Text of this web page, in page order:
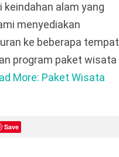
keindahan alam yang
menyediakan
ke beberapa tempat
program paket wisata
More: Paket Wisata
Save